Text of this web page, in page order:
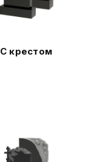
С крестом